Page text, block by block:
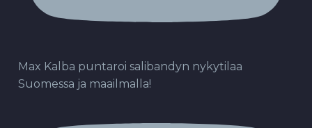
Max Kalba puntaroi salibandyn nykytilaa
Suomessa ja maailmalla!